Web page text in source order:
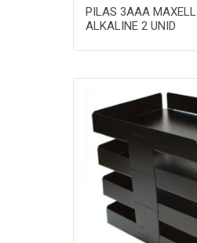
PILAS 3AAA MAXELL
ALKALINE 2 UNID